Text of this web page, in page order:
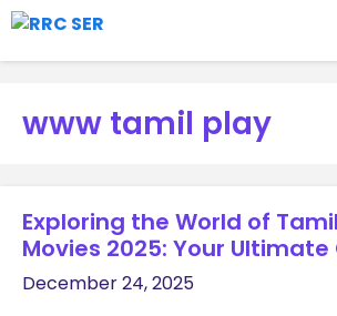
Skip
content
www tamil play
Exploring the World of
Movies 2025: Your Ultimate
December 24, 2025